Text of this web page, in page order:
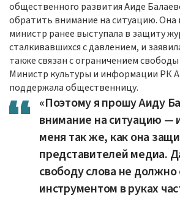
общественного развития Аиде
обратить внимание на ситуацию. Она
министр ранее выступала в защиту
сталкивавшихся с давлением, и
также связан с ограничением свободы
Министр культуры и информации РК
поддержала общественницу.
«Поэтому я прошу Аиду
внимание на ситуацию —
меня так же, как она
представителей медиа.
свободу слова не должно
инструментом в руках